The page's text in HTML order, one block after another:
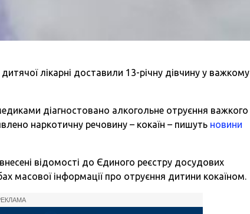
лікарні доставили 13-річну дівчину у важкому
діагностовано алкогольне отруєння важкого
наркотичну речовину – кокаїн – пишуть новини
відомості до Єдиного реєстру досудових
масової інформації про отруєння дитини кокаїном.